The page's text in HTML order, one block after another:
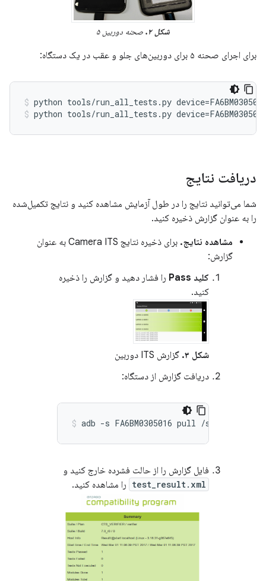
شکل ۲. صحنه دوربین ۵
برای اجرای صحنه ۵ برای دوربین‌های جلو و عقب در یک دستگاه:
python tools/run_all_tests.py
python tools/run_all_tests.py
دریافت نتایج
شما می‌توانید نتایج را در طول آزمایش مشاهده کنید و نتایج تکمیل‌شده
را به عنوان گزارش ذخیره کنید.
مشاهده نتایج.
برای ذخیره نتایج Camera ITS به عنوان
گزارش:
کلید Pass
را فشار دهید و گزارش را ذخیره
کنید.
شکل ۳.
گزارش ITS دوربین
دریافت گزارش از دستگاه:
فایل گزارش را از حالت فشرده خارج کنید و
test_result.xml را مشاهده کنید.